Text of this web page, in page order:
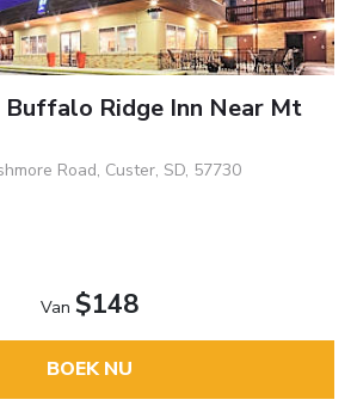
Ridge Inn Near Mt
Road, Custer, SD, 57730
Van $148
BOEK NU